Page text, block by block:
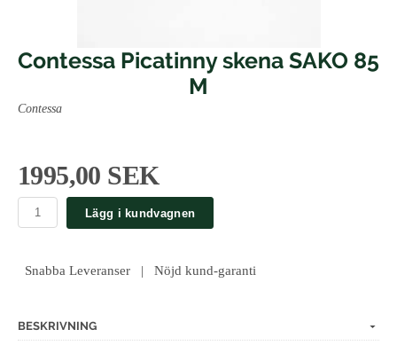
Contessa Picatinny skena SAKO 85
M
Contessa
1995,00 SEK
Lägg i kundvagnen
Snabba Leveranser | Nöjd kund-garanti
BESKRIVNING